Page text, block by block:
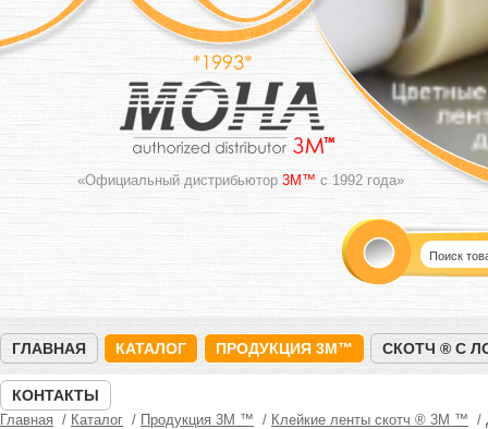
«Официальный дистрибьютор 3M™ с 1992 года»
ГЛАВНАЯ КАТАЛОГ ПРОДУКЦИЯ 3M™ СКОТЧ ® С
КОНТАКТЫ
Главная Каталог Продукция 3M ™ Клейкие ленты скотч ® 3M ™